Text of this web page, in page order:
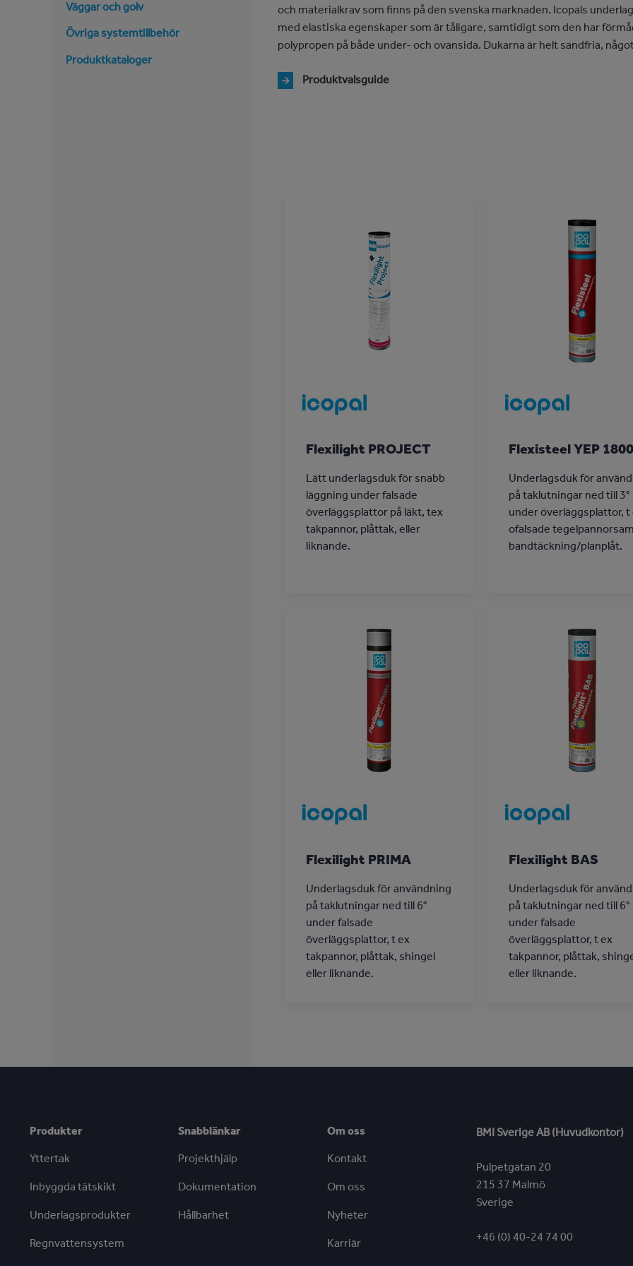
Väggar och golv
Övriga systemtillbehör
Produktkataloger
och materialkrav som finns på den svenska marknaden. Icopals
med elastiska egenskaper som är tåligare, samtidigt som den har
polypropen på både under- och ovansida. Dukarna är helt sandfria,
Produktvalsguide
Flexilight PROJECT
Lätt underlagsduk för snabb
läggning under falsade
överläggsplattor på läkt, tex
takpannor, plåttak, eller
liknande.
Flexisteel YEP
Underlagsduk för
på taklutningar ned till 3°
under överläggsplattor, t
ofalsade
bandtäckning/planplåt.
Flexilight PRIMA
Underlagsduk för användning
på taklutningar ned till 6°
under falsade
överläggsplattor, t ex
takpannor, plåttak, shingel
eller liknande.
Flexilight BAS
Underlagsduk för
på taklutningar ned till 6°
under falsade
överläggsplattor, t ex
takpannor, plåttak,
eller liknande.
Produkter
Yttertak
Inbyggda tätskikt
Underlagsprodukter
Regnvattensystem
Snabblänkar
Projekthjälp
Dokumentation
Hållbarhet
Om oss
Kontakt
Om oss
Nyheter
Karriär
BMI Sverige AB (Huvudkontor)
Pulpetgatan 20
215 37 Malmö
Sverige
+46 (0) 40-24 74 00